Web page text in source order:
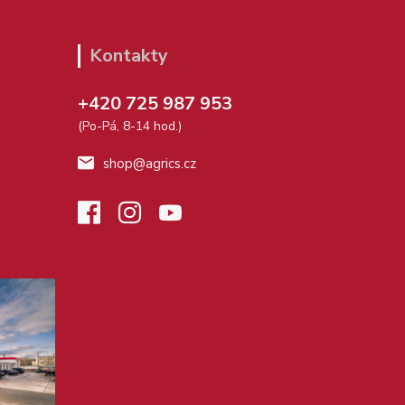
Kontakty
+420 725 987 953
(Po-Pá, 8-14 hod.)
shop@agrics.cz